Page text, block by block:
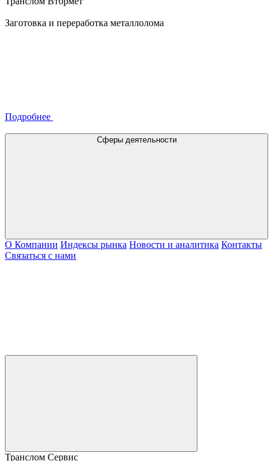
Заготовка и переработка металлолома
Подробнее
Сферы деятельности
О Компании Индексы рынка Новости и аналитика Контакты
Связаться с нами
Транслом Сервис